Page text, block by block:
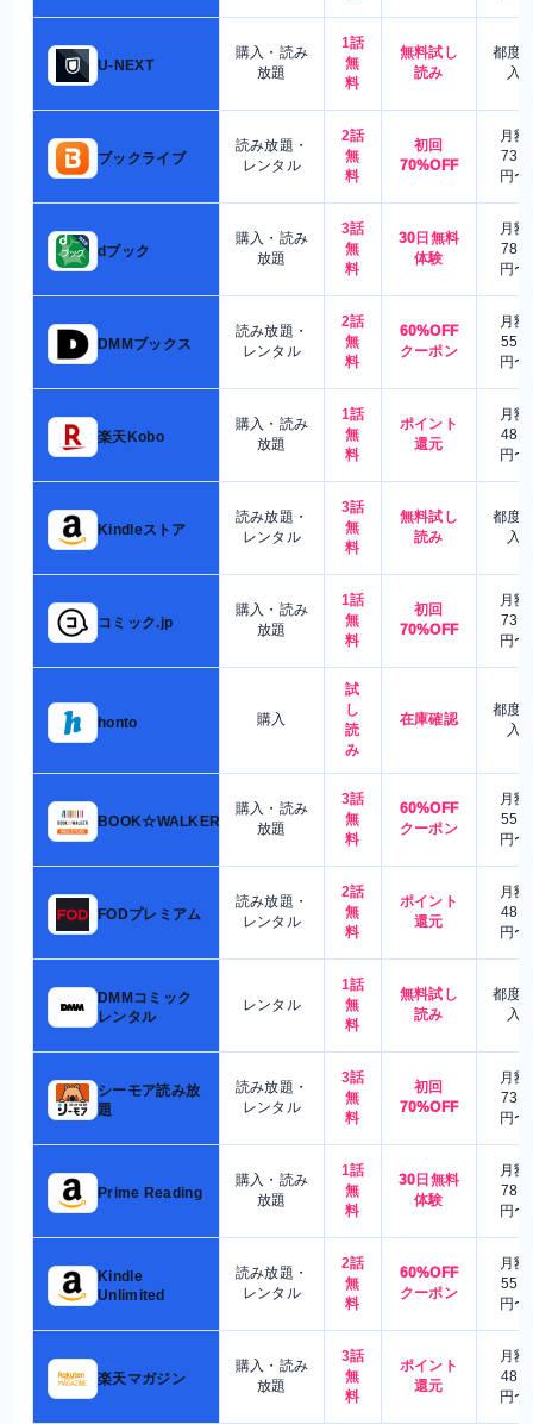
U-NEXT
購入・読み
放題
1話
無
料
無料試し
読み
都度
入
ブックライブ
読み放題・
レンタル
2話
無
料
初回
70%OFF
月額
730
円〜
dブック
購入・読み
放題
3話
無
料
30日無料
体験
月額
780
円〜
DMMブックス
読み放題・
レンタル
2話
無
料
60%OFF
クーポン
月額
550
円〜
楽天Kobo
購入・読み
放題
1話
無
料
ポイント
還元
月額
480
円〜
Kindleストア
読み放題・
レンタル
3話
無
料
無料試し
読み
都度
入
コミック.jp
購入・読み
放題
1話
無
料
初回
70%OFF
月額
730
円〜
honto 購入
試
し
読
み
在庫確認
都度
入
BOOK☆WALKER
購入・読み
放題
3話
無
料
60%OFF
クーポン
月額
550
円〜
FODプレミアム
読み放題・
レンタル
2話
無
料
ポイント
還元
月額
480
円〜
DMMコミック
レンタル
レンタル
1話
無
料
無料試し
読み
都度
入
シーモア読み放
題
読み放題・
レンタル
3話
無
料
初回
70%OFF
月額
730
円〜
Prime Reading
購入・読み
放題
1話
無
料
30日無料
体験
月額
780
円〜
Kindle
Unlimited
読み放題・
レンタル
2話
無
料
60%OFF
クーポン
月額
550
円〜
楽天マガジン
購入・読み
放題
3話
無
料
ポイント
還元
月額
480
円〜